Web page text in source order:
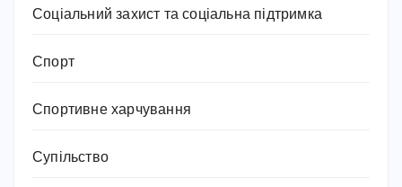
Соціальний захист та соціальна підтримка
Спорт
Спортивне харчування
Супільство